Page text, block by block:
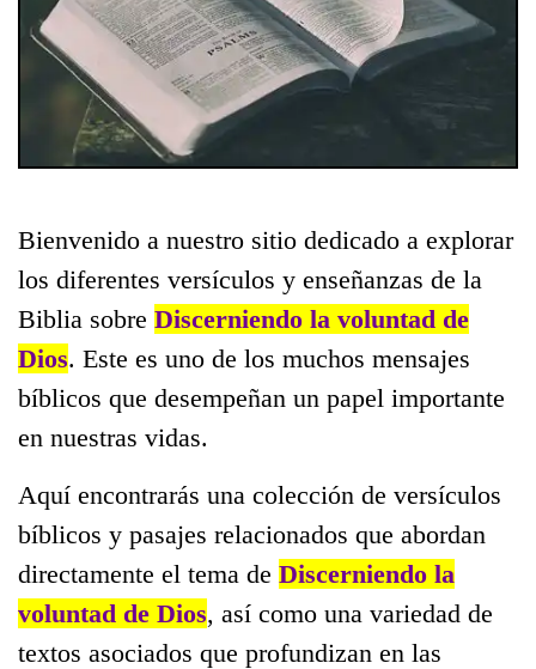
Bienvenido a nuestro sitio dedicado a explorar
los diferentes versículos y enseñanzas de la
Biblia sobre Discerniendo la voluntad de
Dios. Este es uno de los muchos mensajes
bíblicos que desempeñan un papel importante
en nuestras vidas.
Aquí encontrarás una colección de versículos
bíblicos y pasajes relacionados que abordan
directamente el tema de Discerniendo la
voluntad de Dios, así como una variedad de
textos asociados que profundizan en las